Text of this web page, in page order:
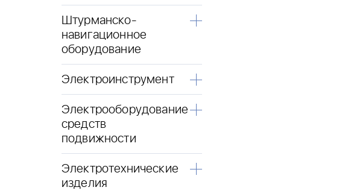
Штурманско-
навигационное
оборудование
Электроинструмент
Электрооборудование
средств
подвижности
Электротехнические
изделия